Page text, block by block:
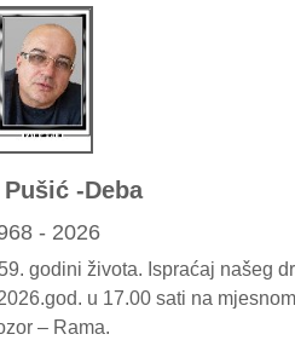
-Deba
- 2026
godini života. Ispraćaj našeg
u 17.00 sati na
– Rama.